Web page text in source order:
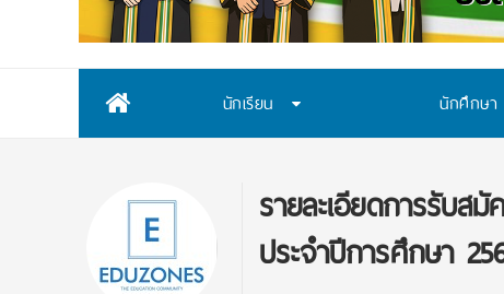
นักเรียน นักศึกษา
รายละเอียดการรับ
ประจำปีการศึกษา